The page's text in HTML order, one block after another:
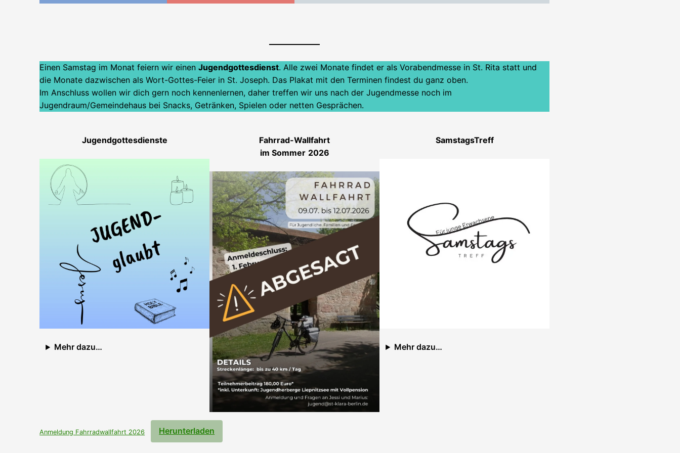
Einen Samstag im Monat feiern wir einenJugendgottesdienst. Alle zwei Monate findet er als Vorabendmesse in St. Rita statt und
die Monate dazwischen als Wort-Gottes-Feier in St. Joseph. Das Plakat mit den Terminen findest du ganz oben.
Im Anschluss wollen wir dich gern noch kennenlernen, daher treffen wir uns nach der Jugendmesse noch im
Jugendraum/Gemeindehaus bei Snacks, Getränken, Spielen oder netten Gesprächen.
Jugendgottesdienste
Mehr dazu…
Fahrrad-Wallfahrt
im Sommer 2026
SamstagsTreff
Mehr dazu…
Anmeldung Fahrradwallfahrt 2026 Herunterladen